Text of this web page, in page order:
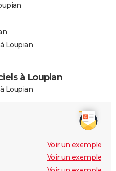
Loupian
à Loupian
Loupian
Voir un exemple
Voir un exemple